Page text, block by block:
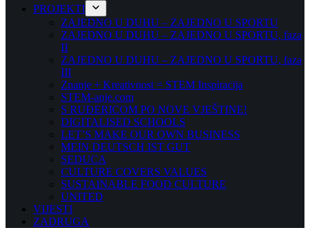
PROJEKTI
ZAJEDNO U DUHU – ZAJEDNO U SPORTU
ZAJEDNO U DUHU – ZAJEDNO U SPORTU, faza
II
ZAJEDNO U DUHU – ZAJEDNO U SPORTU, faza
III
Znanje + Kreativnost = STEM Inspiracija
STEM-anje.com
S RUĐERICOM PO NOVE VJEŠTINE!
DIGITALISED SCHOOLS
LET’S MAKE OUR OWN BUSINESS
MEIN DEUTSCH IST GUT
SEDUCA
CULTURE COVERS VALUES
SUSTAINABLE FOOD CULTURE
UNITED
VIJESTI
ZADRUGA